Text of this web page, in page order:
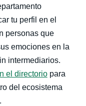
tu perfil en el
personas que
emociones en la
intermediarios.
el directoriopara
del ecosistema